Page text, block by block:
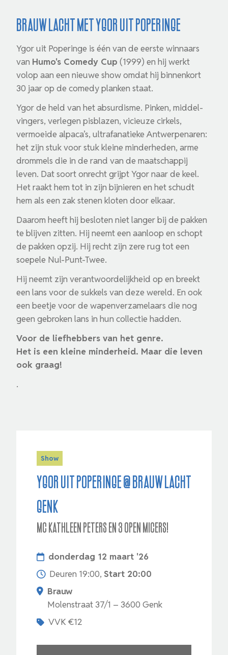
Brauw lacht met Ygor uit Poperinge
Ygor uit Poperinge is één van de eerste winnaars
van Humo's Comedy Cup (1999) en hij werkt
volop aan een nieuwe show omdat hij binnen­kort
30 jaar op de comedy planken staat.
Ygor de held van het absurdisme. Pinken, middel­
vin­gers, verlegen pisblazen, vicieuze cirkels,
vermoeide alpaca’s, ultrafa­na­tieke Antwer­pe­naren:
het zijn stuk voor stuk kleine minder­heden, arme
drommels die in de rand van de maatschappij
leven. Dat soort onrecht grijpt Ygor naar de keel.
Het raakt hem tot in zijn bijnieren en het schudt
hem als een zak stenen kloten door elkaar.
Daarom heeft hij besloten niet langer bij de pakken
te blijven zitten. Hij neemt een aanloop en schopt
de pakken opzij. Hij recht zijn zere rug tot een
soepele Nul-Punt-Twee.
Hij neemt zijn verant­woor­de­lijk­heid op en breekt
een lans voor de sukkels van deze wereld. En ook
een beetje voor de wapenver­za­me­laars die nog
geen gebroken lans in hun collectie hadden.
Voor de liefhebbers van het genre.
Het is een kleine minderheid. Maar die leven
ook graag!
.
Show
Ygor uit Poperinge @ Brauw Lacht
Genk
MC Kathleen Peters en 3 open micers!
donderdag 12 maart '26
Deuren 19:00, Start 20:00
Brauw
Molenstraat 37/1 – 3600 Genk
VVK €12